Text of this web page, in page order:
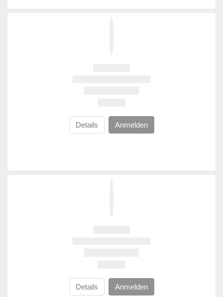
Details Anmelden
Details Anmelden